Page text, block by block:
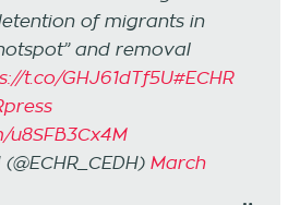
of migrants in
and removal
t.co/GHJ61dTf5U#ECHR
March